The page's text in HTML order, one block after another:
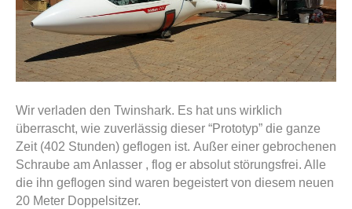
Wir verladen den Twinshark. Es hat uns wirklich
überrascht, wie zuverlässig dieser “Prototyp” die ganze
Zeit (402 Stunden) geflogen ist. Außer einer gebrochenen
Schraube am Anlasser , flog er absolut störungsfrei. Alle
die ihn geflogen sind waren begeistert von diesem neuen
20 Meter Doppelsitzer.